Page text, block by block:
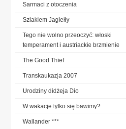
Sarmaci z otoczenia
Szlakiem Jagiełły
Tego nie wolno przeoczyć: włoski
temperament i austriackie brzmienie
The Good Thief
Transkaukazja 2007
Urodziny didżeja Dio
W wakacje tylko się bawimy?
Wallander ***